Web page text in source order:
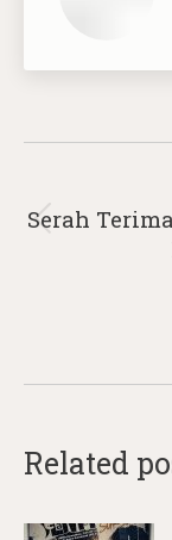
Serah
Related